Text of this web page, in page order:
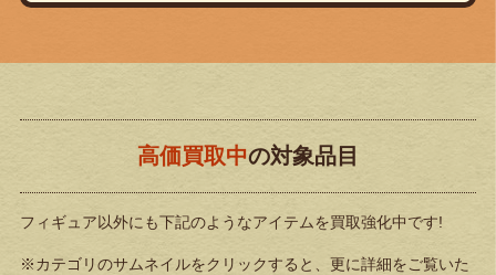
高価買取中の対象品目
フィギュア以外にも下記のようなアイテムを買取強化中です!
※カテゴリのサムネイルをクリックすると、更に詳細をご覧いた